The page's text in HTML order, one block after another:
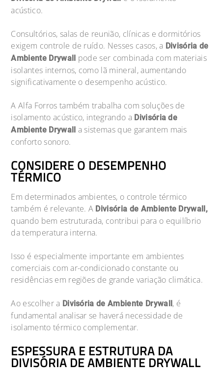
acústico.
Consultórios, salas de reunião, clínicas e dormitórios
exigem controle de ruído. Nesses casos, a Divisória de
Ambiente Drywall pode ser combinada com materiais
isolantes internos, como lã mineral, aumentando
significativamente o desempenho acústico.
A Alfa Forros também trabalha com soluções de
isolamento acústico, integrando a Divisória de
Ambiente Drywall a sistemas que garantem mais
conforto sonoro.
CONSIDERE O DESEMPENHO
TÉRMICO
Em determinados ambientes, o controle térmico
também é relevante. A Divisória de Ambiente Drywall,
quando bem estruturada, contribui para o equilíbrio
da temperatura interna.
Isso é especialmente importante em ambientes
comerciais com ar-condicionado constante ou
residências em regiões de grande variação climática.
Ao escolher a Divisória de Ambiente Drywall, é
fundamental analisar se haverá necessidade de
isolamento térmico complementar.
ESPESSURA E ESTRUTURA DA
DIVISÓRIA DE AMBIENTE DRYWALL